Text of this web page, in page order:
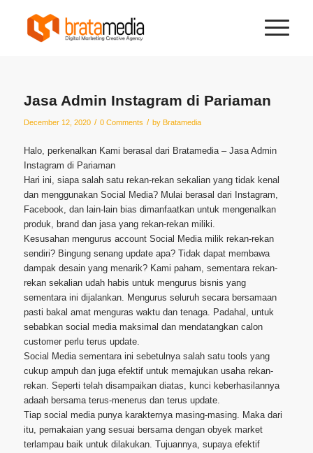
Jasa Admin Instagram di Pariaman
December 12, 2020 / 0 Comments / by Bratamedia
Halo, perkenalkan Kami berasal dari Bratamedia – Jasa Admin
Instagram di Pariaman
Hari ini, siapa salah satu rekan-rekan sekalian yang tidak kenal
dan menggunakan Social Media? Mulai berasal dari Instagram,
Facebook, dan lain-lain bias dimanfaatkan untuk mengenalkan
produk, brand dan jasa yang rekan-rekan miliki.
Kesusahan mengurus account Social Media milik rekan-rekan
sendiri? Bingung senang update apa? Tidak dapat membawa
dampak desain yang menarik? Kami paham, sementara rekan-
rekan sekalian udah habis untuk mengurus bisnis yang
sementara ini dijalankan. Mengurus seluruh secara bersamaan
pasti bakal amat menguras waktu dan tenaga. Padahal, untuk
sebabkan social media maksimal dan mendatangkan calon
customer perlu terus update.
Social Media sementara ini sebetulnya salah satu tools yang
cukup ampuh dan juga efektif untuk memajukan usaha rekan-
rekan. Seperti telah disampaikan diatas, kunci keberhasilannya
adaah bersama terus-menerus dan terus update.
Tiap social media punya karakternya masing-masing. Maka dari
itu, pemakaian yang sesuai bersama dengan obyek market
terlampau baik untuk dilakukan. Tujuannya, supaya efektif